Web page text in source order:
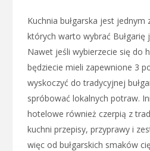
Kuchnia bułgarska jest
których warto wybrać Bułgarię
Nawet jeśli wybierzecie się do
będziecie mieli zapewnione 3
wyskoczyć do tradycyjnej
spróbować lokalnych potraw.
hotelowe również czerpią z
kuchni przepisy, przyprawy i
więc od bułgarskich smaków